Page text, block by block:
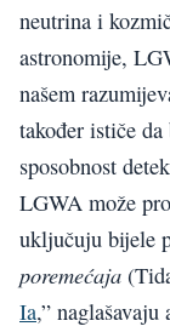
neutrina i
astronomije,
našem
također ističe
sposobnost
LGWA može
uključuju bijele
poremećaja
Ia,”